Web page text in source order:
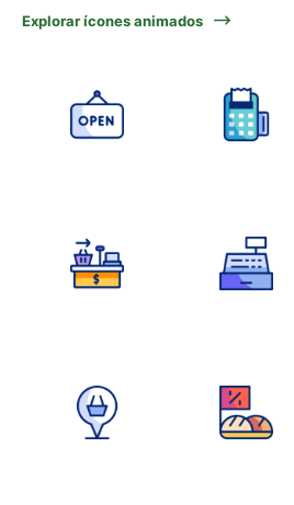
Explorar ícones animados